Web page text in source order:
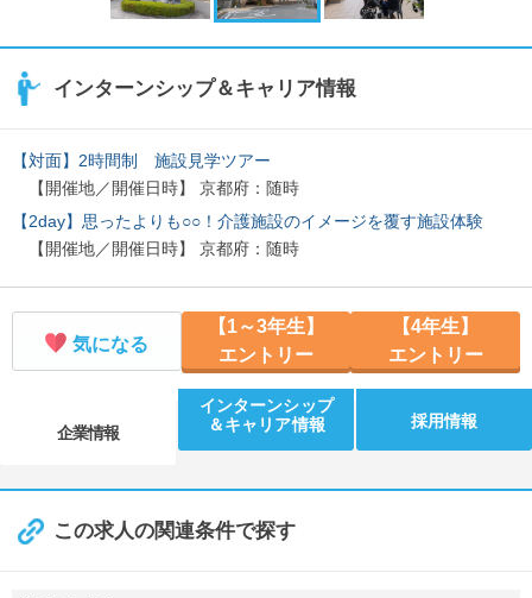
インターンシップ＆キャリア情報
【対面】2時間制 施設見学ツアー
【開催地／開催日時】 京都府：随時
【2day】思ったよりも○○！介護施設のイメージを覆す施設体験
【開催地／開催日時】 京都府：随時
気になる
【1～3年生】
エントリー
【4年生】
エントリー
企業情報
インターンシップ
＆キャリア情報
採用情報
この求人の関連条件で探す